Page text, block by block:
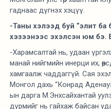
гаднаас дүгнэх хэцүү.
-Таны хэлээд буй “элит ба
хэзээнээс эхэлсэн юм бэ.
-Харамсалтай нь, удаан
манай нийгмийн инерци их,
хамгаалж чаддаггүй. Сая
Монгол дахь “Конрад
ын дарга М.Энхсайхантай
дүрмийг нь гайхаж байсан